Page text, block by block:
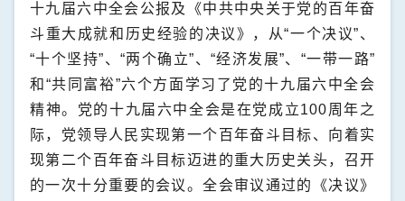
十九届六中全会公报及《中共中央关于党的百年奋
斗重大成就和历史经验的决议》，从“一个决议”、
“十个坚持”、“两个确立”、“经济发展”、“一带一路”
和“共同富裕”六个方面学习了党的十九届六中全会
精神。党的十九届六中全会是在党成立100周年之
际，党领导人民实现第一个百年奋斗目标、向着实
现第二个百年奋斗目标迈进的重大历史关头，召开
的一次十分重要的会议。全会审议通过的《决议》